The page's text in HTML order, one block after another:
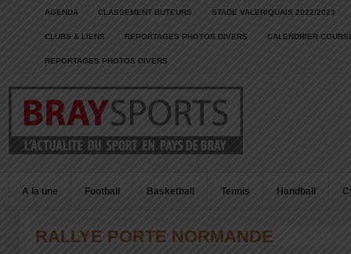
AGENDA CLASSEMENT BUTEURS STADE VALERIQUAIS 2022/2023
CLUBS & LIENS REPORTAGES PHOTOS DIVERS CALENDRIER
REPORTAGES PHOTOS DIVERS
A la une Football Basketball Tennis Handball
RALLYE PORTE NORMANDE